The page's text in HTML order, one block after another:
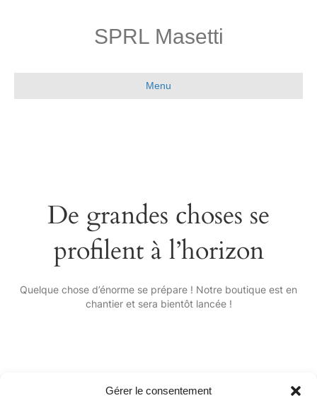
Gérer le consentement
SPRL Masetti
Menu
De grandes choses se
profilent à l’horizon
Quelque chose d’énorme se prépare ! Notre boutique est en
chantier et sera bientôt lancée !